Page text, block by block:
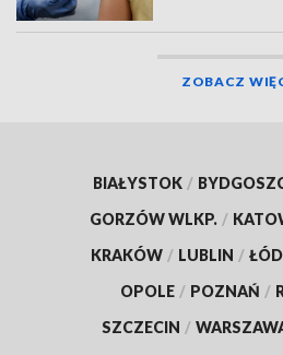
ZOBACZ
BIAŁYSTOK /
GORZÓW WLKP. /
KRAKÓW / LUBLIN /
OPOLE / POZNAŃ /
SZCZECIN /